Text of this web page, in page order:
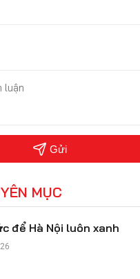
Gửi
MỤC
để Hà Nội luôn xanh